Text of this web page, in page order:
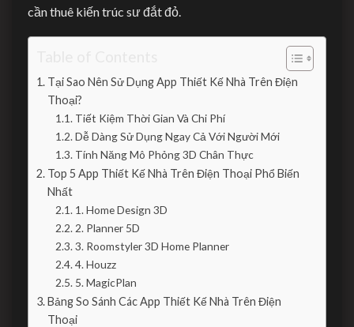
cần thuê kiến trúc sư đắt đỏ.
Tại Sao Nên Sử Dụng App Thiết Kế Nhà Trên Điện
Thoại?
Tiết Kiệm Thời Gian Và Chi Phí
Dễ Dàng Sử Dụng Ngay Cả Với Người Mới
Tính Năng Mô Phỏng 3D Chân Thực
Top 5 App Thiết Kế Nhà Trên Điện Thoại Phổ Biến
Nhất
1. Home Design 3D
2. Planner 5D
3. Roomstyler 3D Home Planner
4. Houzz
5. MagicPlan
Bảng So Sánh Các App Thiết Kế Nhà Trên Điện
Thoại